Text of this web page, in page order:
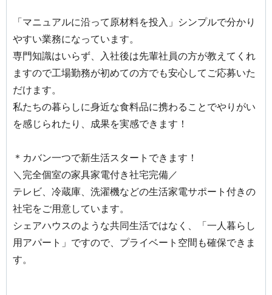
「マニュアルに沿って原材料を投入」シンプルで分かり
やすい業務になっています。
専門知識はいらず、入社後は先輩社員の方が教えてくれ
ますので工場勤務が初めての方でも安心してご応募いた
だけます。
私たちの暮らしに身近な食料品に携わることでやりがい
を感じられたり、成果を実感できます！
＊カバン一つで新生活スタートできます！
＼完全個室の家具家電付き社宅完備／
テレビ、冷蔵庫、洗濯機などの生活家電サポート付きの
社宅をご用意しています。
シェアハウスのような共同生活ではなく、「一人暮らし
用アパート」ですので、プライベート空間も確保できま
す。